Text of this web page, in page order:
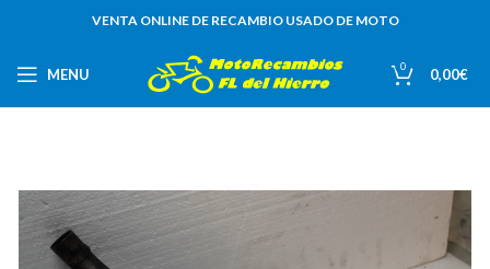
VENTA ONLINE DE RECAMBIO USADO DE MOTO
MENU 0 0,00€